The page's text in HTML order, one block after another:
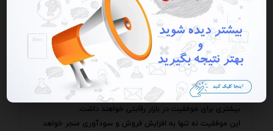
دارایی ارزشمند در خدمت اهداف بازاریابی و جذب مخاطب قرار
خواهند گرفت.
در خاتمه باید گفت که در عصر حاضر توجه مخاطبان به شدت
محدود است استفاده از تصاویر فناوری‌های نوین به عنوان یک
راهکار قدرتمند برای جذب کاربران تکنولوژی‌دوست بیش از پیش
اهمیت یافته است.
برندهایی که بتوانند از این ابزار به درستی استفاده کنند شانس
بیشتری برای موفقیت در بازار رقابتی خواهند داشت.
این موفقیت نه تنها به افزایش فروش و سودآوری منجر خواهد